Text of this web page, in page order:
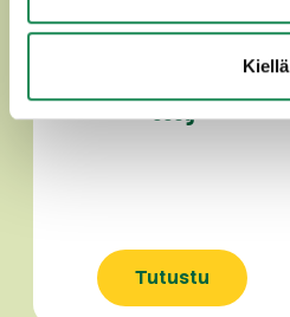
Kiellä
SUOMALAINEN LEIPÄJUUSTO
335g
Tutustu